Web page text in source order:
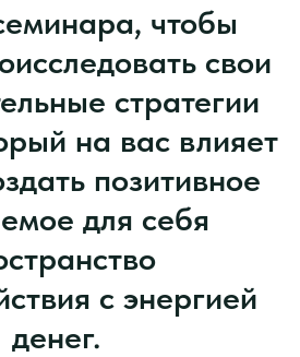
чтобы
свои
стратегии
на вас влияет
позитивное
для себя
с энергией
денег.